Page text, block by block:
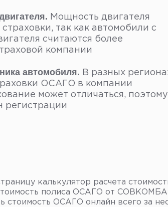
Мощность двигателя
так как автомобили с
считаются более
компании
автомобиля. В разных
ОСАГО в компании
может отличаться, поэтому
регистрации
калькулятор расчета
полиса ОСАГО от
стоимость ОСАГО онлайн всего за